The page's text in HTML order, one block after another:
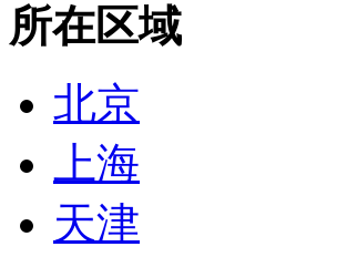
所在区域
北京
上海
天津